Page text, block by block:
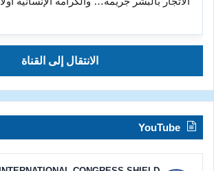
الانتقال إلى القناة
YouTube